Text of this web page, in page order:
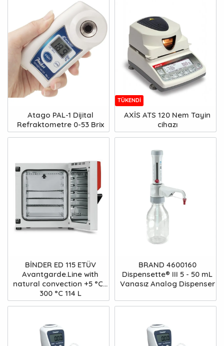
Atago PAL-1 Dijital
Refraktometre 0-53 Brix
TÜKENDI
AXİS ATS 120 Nem Tayin
cihazı
BİNDER ED 115 ETÜV
Avantgarde.Line with
natural convection +5 °C...
300 °C 114 L
BRAND 4600160
Dispensette® III 5 - 50 mL
Vanasız Analog Dispenser